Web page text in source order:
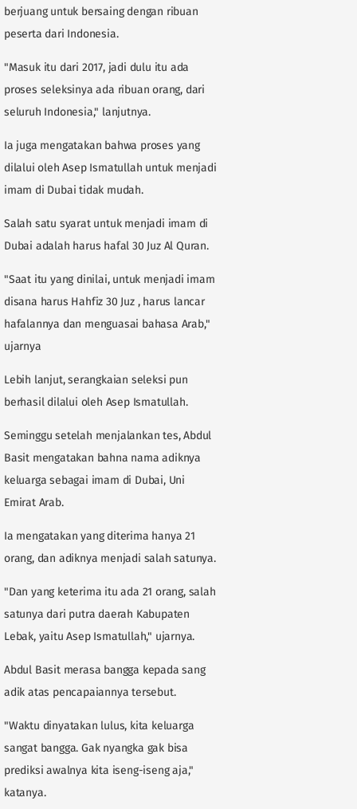
berjuang untuk bersaing dengan ribuan
peserta dari Indonesia.
"Masuk itu dari 2017, jadi dulu itu ada
proses seleksinya ada ribuan orang, dari
seluruh Indonesia," lanjutnya.
Ia juga mengatakan bahwa proses yang
dilalui oleh Asep Ismatullah untuk menjadi
imam di Dubai tidak mudah.
Salah satu syarat untuk menjadi imam di
Dubai adalah harus hafal 30 Juz Al Quran.
"Saat itu yang dinilai, untuk menjadi imam
disana harus Hahfiz 30 Juz , harus lancar
hafalannya dan menguasai bahasa Arab,"
ujarnya
Lebih lanjut, serangkaian seleksi pun
berhasil dilalui oleh Asep Ismatullah.
Seminggu setelah menjalankan tes, Abdul
Basit mengatakan bahna nama adiknya
keluarga sebagai imam di Dubai, Uni
Emirat Arab.
Ia mengatakan yang diterima hanya 21
orang, dan adiknya menjadi salah satunya.
"Dan yang keterima itu ada 21 orang, salah
satunya dari putra daerah Kabupaten
Lebak, yaitu Asep Ismatullah," ujarnya.
Abdul Basit merasa bangga kepada sang
adik atas pencapaiannya tersebut.
"Waktu dinyatakan lulus, kita keluarga
sangat bangga. Gak nyangka gak bisa
prediksi awalnya kita iseng-iseng aja,"
katanya.